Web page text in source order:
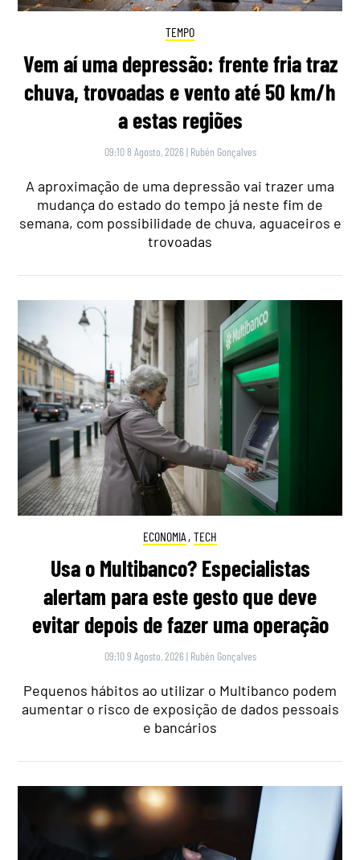
TEMPO
Vem aí uma depressão: frente fria traz
chuva, trovoadas e vento até 50 km/h
a estas regiões
09:10 8 Agosto, 2026 | Rubén Gonçalves
A aproximação de uma depressão vai trazer uma
mudança do estado do tempo já neste fim de
semana, com possibilidade de chuva, aguaceiros e
trovoadas
ECONOMIA , TECH
Usa o Multibanco? Especialistas
alertam para este gesto que deve
evitar depois de fazer uma operação
09:10 9 Agosto, 2026 | Rubén Gonçalves
Pequenos hábitos ao utilizar o Multibanco podem
aumentar o risco de exposição de dados pessoais
e bancários